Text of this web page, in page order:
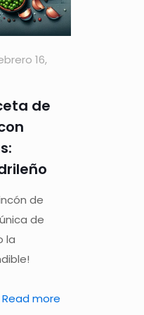
16,
de
de
de
la
Read more